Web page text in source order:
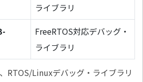
ライブラリ
FreeRTOS対応デバッグ・
ライブラリ
RTOS/Linuxデバッグ・ライブラリ